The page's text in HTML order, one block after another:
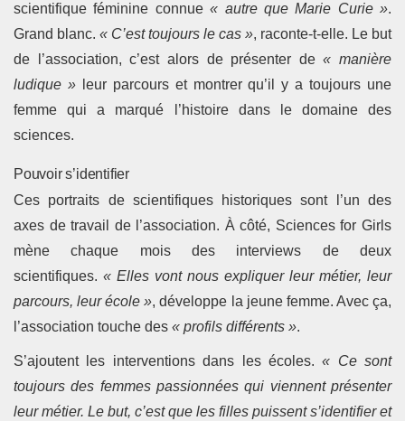
scientifique féminine connue« autre que Marie Curie ».
Grand blanc. « C’est toujours le cas », raconte-t-elle. Le but
de l’association, c’est alors de présenter de« manière
ludique »leur parcours et montrer qu’il y a toujours une
femme qui a marqué l’histoire dans le domaine des
sciences.
Pouvoir s’identifier
Ces portraits de scientifiques historiques sont l’un des
axes de travail de l’association. À côté, Sciences for Girls
mène chaque mois des interviews de deux
scientifiques. « Elles vont nous expliquer leur métier, leur
parcours, leur école », développe la jeune femme. Avec ça,
l’association touche des « profils différents ».
S’ajoutent les interventions dans les écoles.« Ce sont
toujours des femmes passionnées qui viennent présenter
leur métier. Le but, c’est que les filles puissent s’identifier et